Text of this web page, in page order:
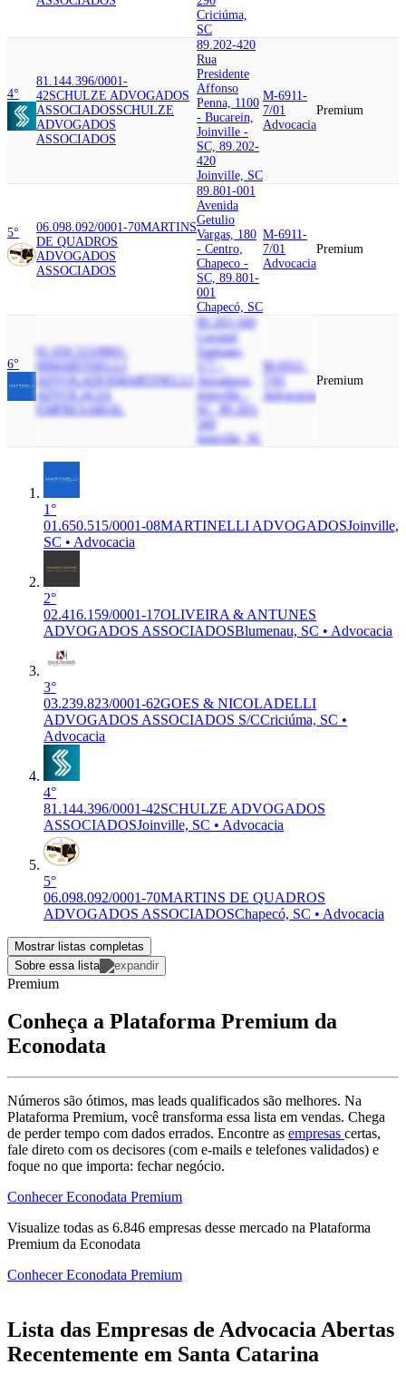
Criciúma,
SC
4°
81.144.396/0001-
42SCHULZE ADVOGADOS
ASSOCIADOSSCHULZE
ADVOGADOS
ASSOCIADOS
89.202-420
Rua
Presidente
Affonso
Penna, 1100
- Bucarein,
Joinville -
SC, 89.202-
420
Joinville, SC
M-6911-
7/01
Advocacia
Premium
5° 06.098.092/0001-70MARTINS
DE QUADROS
ADVOGADOS
ASSOCIADOS
89.801-001
Avenida
Getulio
Vargas, 180
- Centro,
Chapeco -
SC, 89.801-
001
Chapecó, SC
M-6911-
7/01
Advocacia
Premium
6°
01.650.515/0001-
08 MARTINELLI
ADVOGADOS
MARTINELLI
ADVOCACIA
EMPRESARIAL
89.203-560
Coronel
Santiago,
Atiradores,
Joinville -
SC, 89.203-
560
Joinville, SC
M-6911-
Advocacia
Premium
1°
01.650.515/0001-08MARTINELLI ADVOGADOSJoinville,
SC • Advocacia
2°
02.416.159/0001-17OLIVEIRA & ANTUNES
ADVOGADOS ASSOCIADOSBlumenau, SC • Advocacia
3°
03.239.823/0001-62GOES & NICOLADELLI
ADVOGADOS ASSOCIADOS S/CCriciúma, SC •
Advocacia
4°
81.144.396/0001-42SCHULZE ADVOGADOS
ASSOCIADOSJoinville, SC • Advocacia
5°
06.098.092/0001-70MARTINS DE QUADROS
ADVOGADOS ASSOCIADOSChapecó, SC • Advocacia
Mostrar listas completas
Sobre essa lista
Premium
Conheça a Plataforma Premium da
Econodata
Números são ótimos, mas leads qualificados são melhores. Na
Plataforma Premium, você transforma essa lista em vendas. Chega
de perder tempo com dados errados. Encontre as empresas certas,
fale direto com os decisores (com e-mails e telefones validados) e
foque no que importa: fechar negócio.
Conhecer Econodata Premium
Visualize todas as 6.846 empresas desse mercado na Plataforma
Premium da Econodata
Conhecer Econodata Premium
Lista das Empresas de Advocacia Abertas
Recentemente em Santa Catarina